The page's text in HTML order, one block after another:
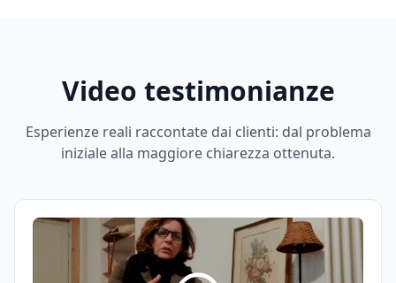
Video testimonianze
Esperienze reali raccontate dai clienti: dal problema
iniziale alla maggiore chiarezza ottenuta.